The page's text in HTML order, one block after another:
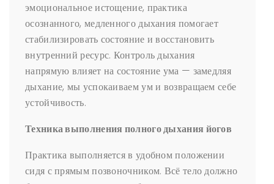
эмоциональное истощение, практика
осознанного, медленного дыхания помогает
стабилизировать состояние и восстановить
внутренний ресурс. Контроль дыхания
напрямую влияет на состояние ума — замедляя
дыхание, мы успокаиваем ум и возвращаем себе
устойчивость.
Техника выполнения полного дыхания йогов
Практика выполняется в удобном положении
сидя с прямым позвоночником. Всё тело должно